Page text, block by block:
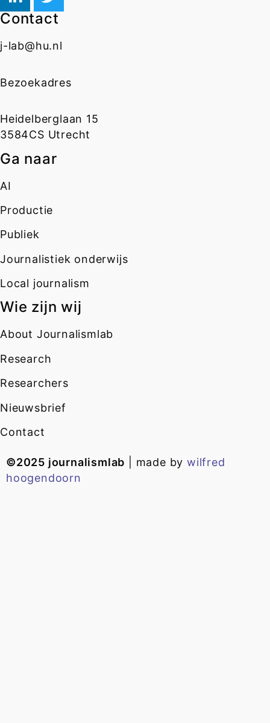
Contact
j-lab@hu.nl
Bezoekadres
Heidelberglaan 15
3584CS Utrecht
Ga naar
AI
Productie
Publiek
Journalistiek onderwijs
Local journalism
Wie zijn wij
About Journalismlab
Research
Researchers
Nieuwsbrief
Contact
©2025 journalismlab | made bywilfred
hoogendoorn